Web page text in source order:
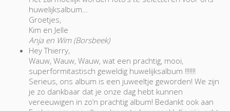
huwelijksalbum…
Groetjes,
Kim en Jelle
Anja en Wim (Borsbeek)
Hey Thierry,
Wauw, Wauw, Wauw, wat een prachtig, mooi,
superformitastisch geweldig huwelijksalbum !!!!!!!
Serieus, ons album is een juweeltje geworden! We zijn
je zo dankbaar dat je onze dag hebt kunnen
vereeuwigen in zo’n prachtig album! Bedankt ook aan